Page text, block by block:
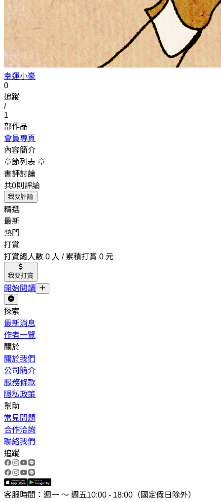
幸運小豪
0
追蹤
/
1
部作品
會員專頁
內容簡介
章節列表 章
書評討論
共0則評論
我要評論
精選
最新
熱門
打賞
打賞總人數 0 人 / 累積打賞 0 元
我要打賞
開始閱讀
探索
最新消息
作者一覽
關於
關於我們
公司簡介
服務條款
隱私政策
幫助
常見問題
合作洽詢
聯絡我們
追蹤
客服時間：週一 ～ 週五10:00 - 18:00（國定假日除外）